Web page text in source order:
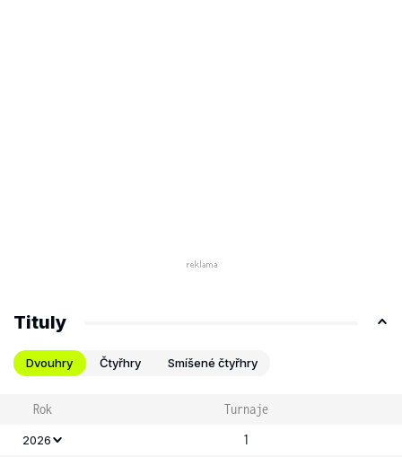
Tituly
Dvouhry Čtyřhry Smíšené čtyřhry
Rok Turnaje
2026 1